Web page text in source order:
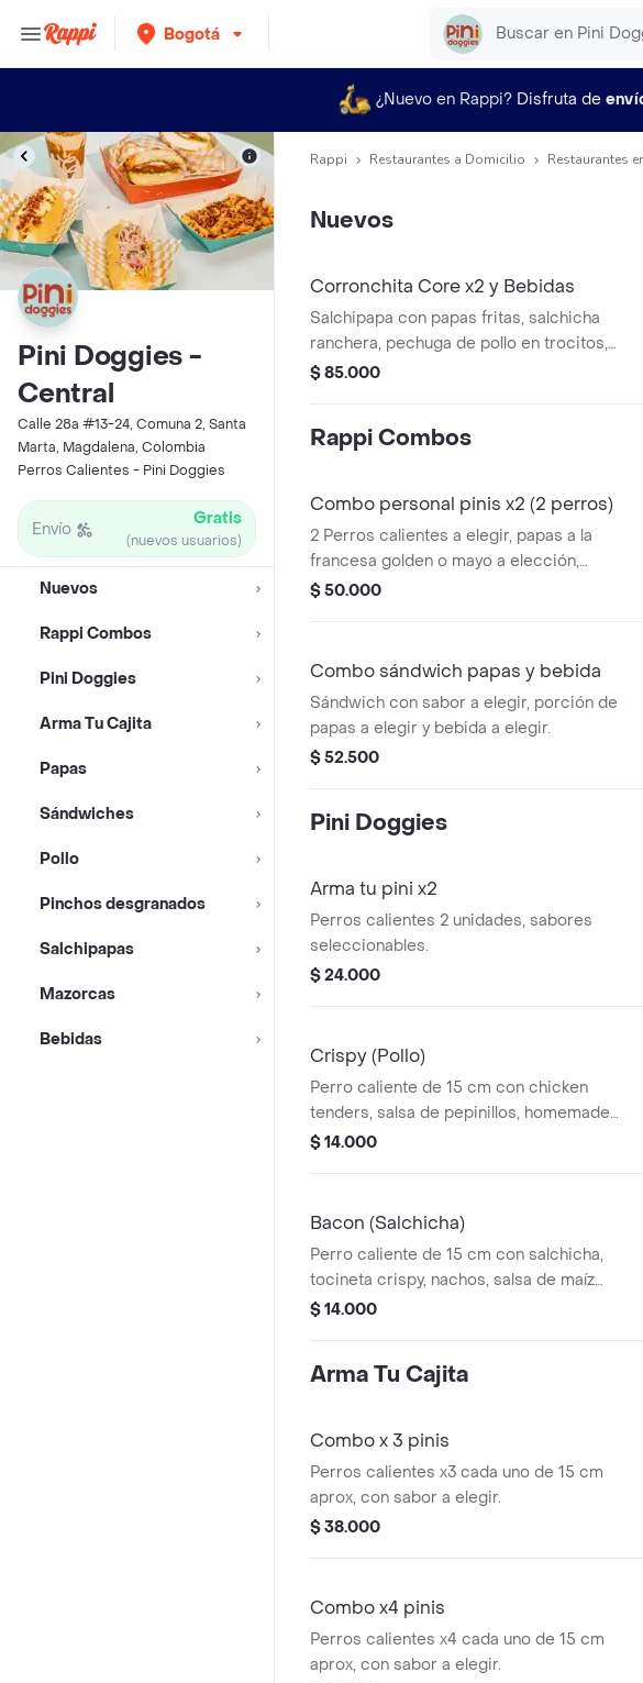
Bogotá
¿Nuevo en Rappi? Disfruta de
Pini Doggies -
Central
Calle 28a #13-24, Comuna 2, Santa
Marta, Magdalena, Colombia
Perros Calientes - Pini Doggies
Envío Gratis
(nuevos usuarios)
Nuevos
Rappi Combos
Pini Doggies
Arma Tu Cajita
Papas
Sándwiches
Pollo
Pinchos desgranados
Salchipapas
Mazorcas
Bebidas
Rappi Restaurantes a Domicilio Restaurantes
Nuevos
Corronchita Core x2 y Bebidas
Salchipapa con papas fritas, salchicha
ranchera, pechuga de pollo en trocitos,
salsa ranchera, salsa pini, lechuga, cebolla
bebidas a elegir
$ 85.000
Rappi Combos
Combo personal pinis x2 (2 perros)
2 Perros calientes a elegir, papas a la
francesa golden o mayo a elección,
acompañados de bebida a elegir.
$ 50.000
Combo sándwich papas y bebida
Sándwich con sabor a elegir, porción de
papas a elegir y bebida a elegir.
$ 52.500
Pini Doggies
Arma tu pini x2
Perros calientes 2 unidades, sabores
seleccionables.
$ 24.000
Crispy (Pollo)
Perro caliente de 15 cm con chicken
tenders, salsa de pepinillos, homemade
papita.
$ 14.000
Bacon (Salchicha)
Perro caliente de 15 cm con salchicha,
tocineta crispy, nachos, salsa de maíz
dulce, salsa ranchera.
$ 14.000
Arma Tu Cajita
Combo x 3 pinis
Perros calientes x3 cada uno de 15 cm
aprox, con sabor a elegir.
$ 38.000
Combo x4 pinis
Perros calientes x4 cada uno de 15 cm
aprox, con sabor a elegir.